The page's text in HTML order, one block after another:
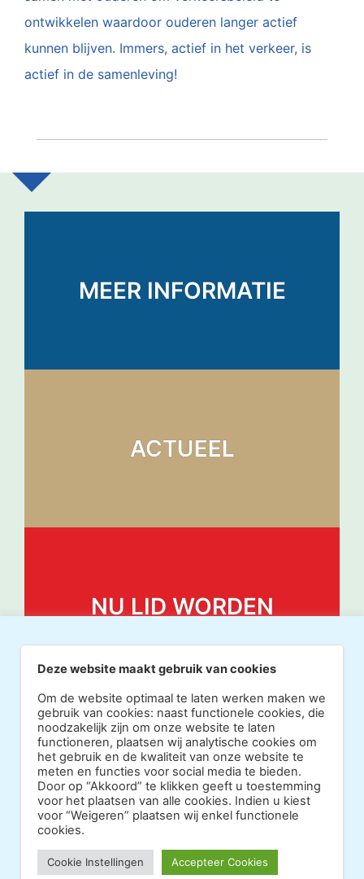
ontwikkelen waardoor ouderen langer actief
kunnen blijven. Immers, actief in het verkeer, is
actief in de samenleving!
MEER INFORMATIE
ACTUEEL
NU LID WORDEN
Vormgeving Hoenenenvandooren
Deze website maakt gebruik van cookies
Om de website optimaal te laten werken maken we
gebruik van cookies: naast functionele cookies, die
noodzakelijk zijn om onze website te laten
functioneren, plaatsen wij analytische cookies om
het gebruik en de kwaliteit van onze website te
meten en functies voor social media te bieden.
Door op “Akkoord” te klikken geeft u toestemming
voor het plaatsen van alle cookies. Indien u kiest
voor “Weigeren” plaatsen wij enkel functionele
cookies.
Cookie Instellingen Accepteer Cookies